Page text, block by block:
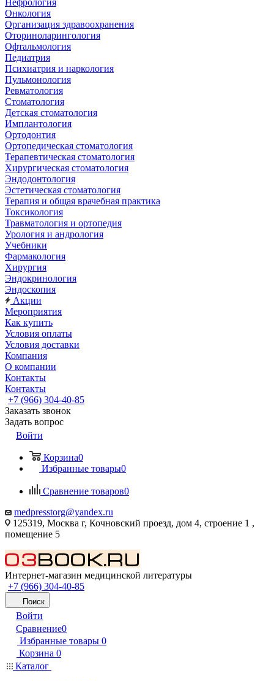
Нефрология
Онкология
Организация здравоохранения
Оториноларингология
Офтальмология
Педиатрия
Психиатрия и наркология
Пульмонология
Ревматология
Стоматология
Детская стоматология
Имплантология
Ортодонтия
Ортопедическая стоматология
Терапевтическая стоматология
Хирургическая стоматология
Эндодонтология
Эстетическая стоматология
Терапия и общая врачебная практика
Токсикология
Травматология и ортопедия
Урология и андрология
Учебники
Фармакология
Хирургия
Эндокринология
Эндоскопия
Акции
Мероприятия
Как купить
Условия оплаты
Условия доставки
Компания
О компании
Контакты
Контакты
+7 (966) 304-40-85
Заказать звонок
Задать вопрос
Войти
Корзина0
Избранные товары0
Сравнение товаров0
medpresstorg@yandex.ru
125319, Москва г, Кочновский проезд, дом 4, строение 1 ,
помещение 5
Интернет-магазин медицинской литературы
+7 (966) 304-40-85
Поиск
Войти
Сравнение0
Избранные товары 0
Корзина 0
Каталог